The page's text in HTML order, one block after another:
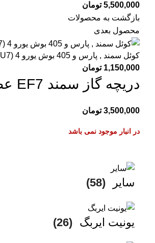
5,500,000 تومان
بازگشت به محصولات
محصول بعدی
کوئل سمند , پارس و 405 بوش یورو 4 (XU7)
1,150,000 تومان
دریچه گاز سمند EF7 عظام
3,500,000 تومان
در انبار موجود نمی باشد
سایر (58)
یونیت ایربگ (26)